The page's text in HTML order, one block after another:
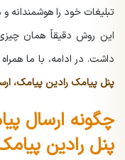
تبلیغات خود را هوشمندانه
این روش دقیقاً همان
داشت. در ادامه، با ما
پنل پیامک رادین پیامک،
چگونه ارسال
پنل رادین